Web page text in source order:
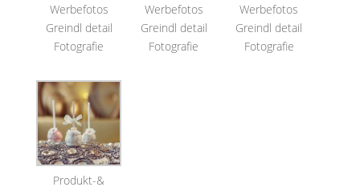
Werbefotos
Greindl detail
Fotografie
Werbefotos
Greindl detail
Fotografie
Werbefotos
Greindl detail
Fotografie
Produkt-&